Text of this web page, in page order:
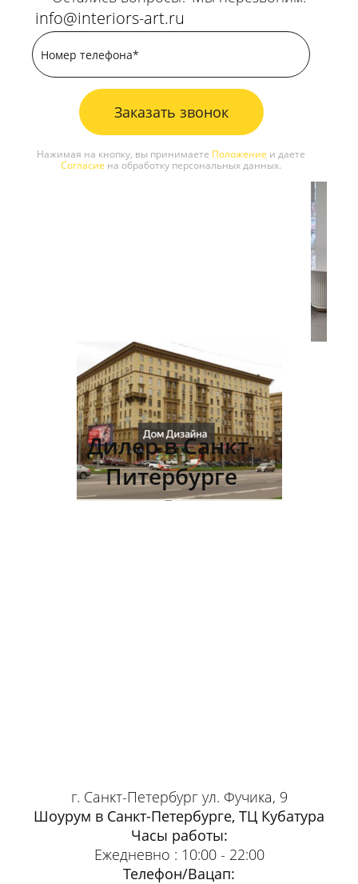
info@interiors-art.ru
Заказать звонок
Нажимая на кнопку, вы принимаете Положение и даете
Согласие на обработку персональных данных.
Дилер в Санкт-
Питербурге
г. Санкт-Петербург ул. Фучика, 9
Шоурум в Санкт-Петербурге, ТЦ Кубатура
Часы работы:
Ежедневно : 10:00 - 22:00
Телефон/Вацап: